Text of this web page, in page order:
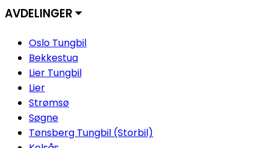
AVDELINGER ⏷
Oslo Tungbil
Bekkestua
Lier Tungbil
Lier
Strømsø
Søgne
Tønsberg Tungbil (Storbil)